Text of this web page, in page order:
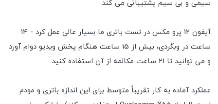
سیمی و بی سیم پشتیبانی می کند.
آیفون 12 پرو مکس در تست باتری ما بسیار عالی عمل کرد - 14
ساعت در وبگردی، بیش از 15 ساعت هنگام پخش ویدیو دوام آورد
و می توانید تا 21 ساعت مکالمه از آن استفاده کنید.
عملکرد آماده به کار تقریباً متوسط برای این اندازه باتری و مودم